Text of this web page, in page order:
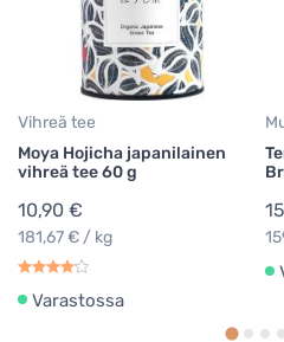
Vihreä tee
Moya Hojicha japanilainen
vihreä tee 60 g
10,90 €
181,67 € / kg
Varastossa